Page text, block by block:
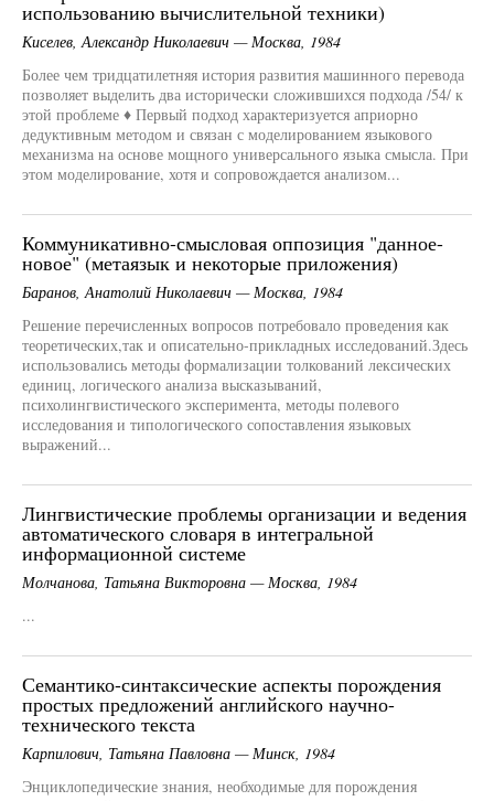
использованию вычислительной техники)
Киселев, Александр Николаевич — Москва, 1984
Более чем тридцатилетняя история развития машинного перевода
позволяет выделить два исторически сложившихся подхода /54/ к
этой проблеме ♦ Первый подход характеризуется априорно
дедуктивным методом и связан с моделированием языкового
механизма на основе мощного универсального языка смысла. При
этом моделирование, хотя и сопровождается анализом...
Коммуникативно-смысловая оппозиция "данное-
новое" (метаязык и некоторые приложения)
Баранов, Анатолий Николаевич — Москва, 1984
Решение перечисленных вопросов потребовало проведения как
теоретических,так и описательно-прикладных исследований.Здесь
использовались методы формализации толкований лексических
единиц, логического анализа высказываний,
психолингвистического эксперимента, методы полевого
исследования и типологического сопоставления языковых
выражений...
Лингвистические проблемы организации и ведения
автоматического словаря в интегральной
информационной системе
Молчанова, Татьяна Викторовна — Москва, 1984
...
Семантико-синтаксические аспекты порождения
простых предложений английского научно-
технического текста
Карпилович, Татьяна Павловна — Минск, 1984
Энциклопедические знания, необходимые для порождения